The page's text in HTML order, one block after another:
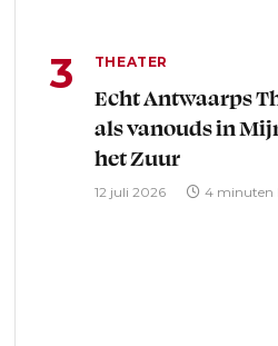
THEATER
Echt Antwaarps
als vanouds in
het Zuur
12 juli 2026 4 minuten